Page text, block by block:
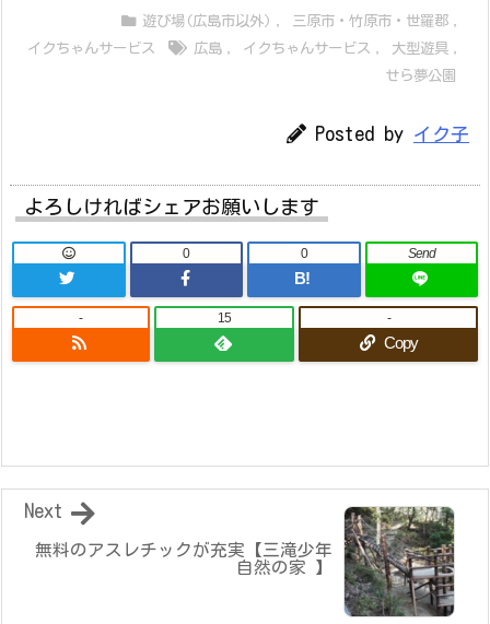
遊び場(広島市以外) 三原市・竹原市・世羅郡
イクちゃんサービス
広島 イクちゃんサービス 大型遊具
せら夢公園
Posted by イク子
よろしければシェアお願いします
0
B!
0 Send
- 15
Copy
-
無料のアスレチックが充実【三滝少年
自然の家 】
Next